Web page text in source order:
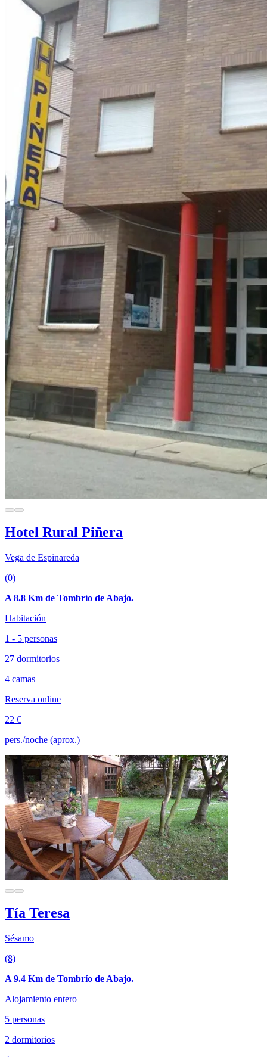
Hotel Rural Piñera
Vega de Espinareda
(0)
A 8.8 Km de Tombrío de Abajo.
Habitación
1 - 5 personas
27 dormitorios
4 camas
Reserva online
22 €
pers./noche (aprox.)
Tía Teresa
Sésamo
(8)
A 9.4 Km de Tombrío de Abajo.
Alojamiento entero
5 personas
2 dormitorios